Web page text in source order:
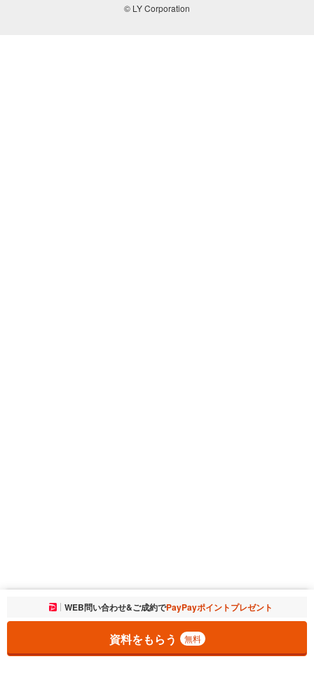
お気に入りに追加しました。 一覧を開く
WEB問い合わせ&ご成約でPayPayポイントプレゼント
資料をもらう 無料
© LY Corporation